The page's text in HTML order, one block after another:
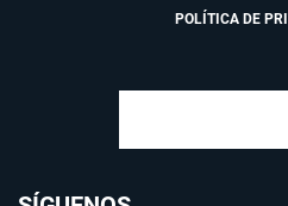
POLÍTICA DE